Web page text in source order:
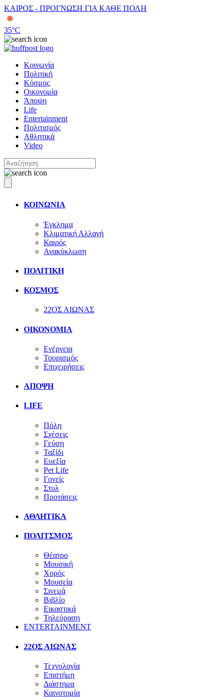
ΚΑΙΡΟΣ - ΠΡΟΓΝΩΣΗ ΓΙΑ ΚΑΘΕ ΠΟΛΗ
35°C
Κοινωνία
Πολιτική
Κόσμος
Οικονομία
Άποψη
Life
Entertainment
Πολιτισμός
Αθλητικά
Video
ΚΟΙΝΩΝΙΑ
Έγκλημα
Κλιματική Αλλαγή
Καιρός
Ανακύκλωση
ΠΟΛΙΤΙΚΗ
ΚΟΣΜΟΣ
22ΟΣ ΑΙΩΝΑΣ
ΟΙΚΟΝΟΜΙΑ
Ενέργεια
Τουρισμός
Επιχειρήσεις
ΑΠΟΨΗ
LIFE
Πόλη
Σχέσεις
Γεύση
Ταξίδι
Ευεξία
Pet Life
Γονείς
Στυλ
Προτάσεις
ΑΘΛΗΤΙΚΑ
ΠΟΛΙΤΣΜΟΣ
Θέατρο
Μουσική
Χορός
Μουσεία
Σινεμά
Βιβλίο
Εικαστικά
Τηλεόραση
ENTERTAINMENT
22ΟΣ ΑΙΩΝΑΣ
Τεχνολογία
Επιστήμη
Διάστημα
Καινοτομία